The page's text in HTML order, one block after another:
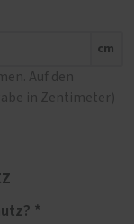
cm
Auf den
in Zentimeter)
*